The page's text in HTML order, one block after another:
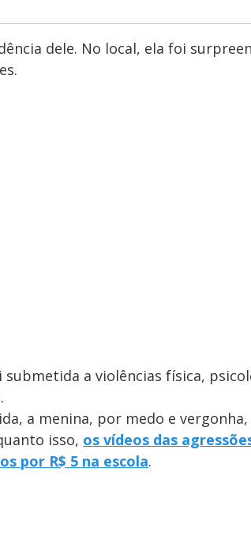
dele. No local, ela foi
a violências física,
a menina, por medo e
isso, os vídeos das
por R$ 5 na escola.